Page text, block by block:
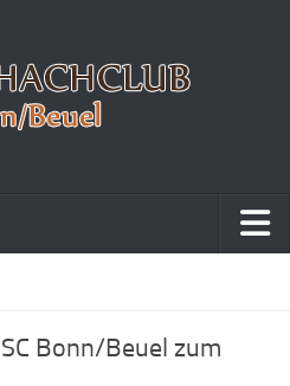
Bonn/Beuel zum